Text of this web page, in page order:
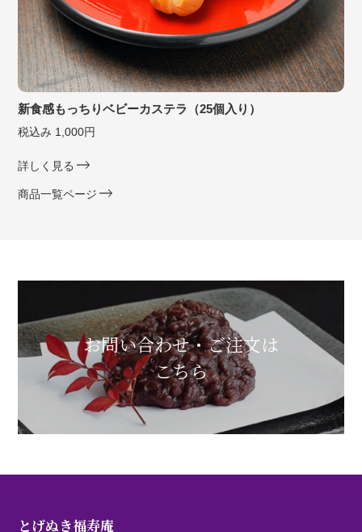
新食感もっちりベビーカステラ（25個入り）
税込み 1,000円
詳しく見る
商品一覧ページ
お問い合わせ・ご注文は
こちら
とげぬき福寿庵